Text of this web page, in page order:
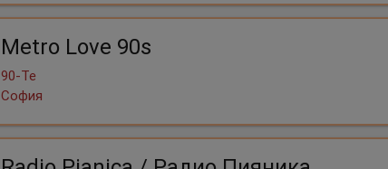
Metro Love 90s
90-Те
София